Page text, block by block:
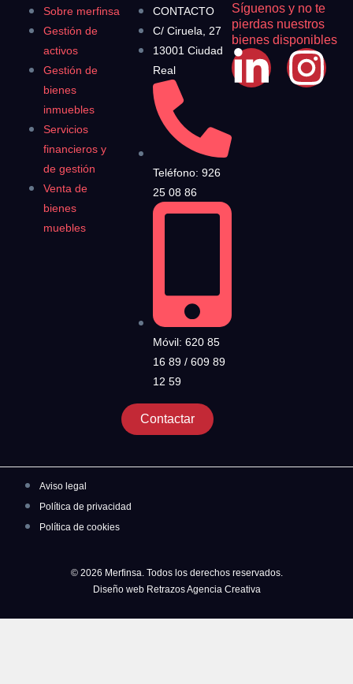
Sobre merfinsa
Gestión de
activos
Gestión de
bienes
inmuebles
Servicios
financieros y
de gestión
Venta de
bienes
muebles
CONTACTO
C/ Ciruela, 27
13001 Ciudad
Real
Teléfono: 926
25 08 86
Móvil: 620 85
16 89 / 609 89
12 59
Contactar
Síguenos y no te
pierdas nuestros
bienes disponibles
Aviso legal
Política de privacidad
Política de cookies
© 2026 Merfinsa. Todos los derechos reservados.
Diseño web Retrazos Agencia Creativa